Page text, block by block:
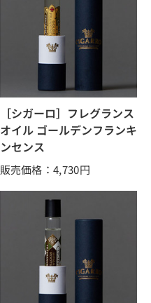
［シガーロ］フレグランス
オイル ゴールデンフランキ
ンセンス
販売価格：4,730円